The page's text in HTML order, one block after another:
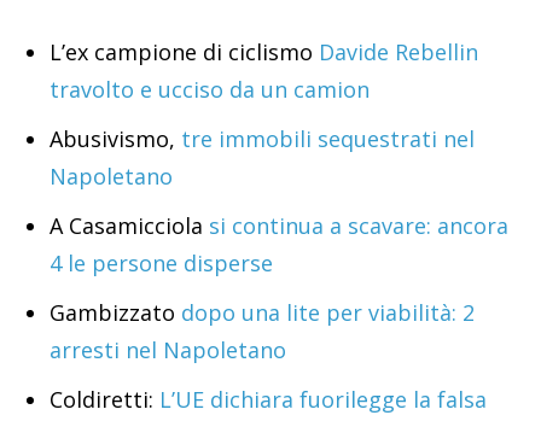
L’ex campione di ciclismo Davide Rebellin
travolto e ucciso da un camion
Abusivismo, tre immobili sequestrati nel
Napoletano
A Casamicciola si continua a scavare: ancora
4 le persone disperse
Gambizzato dopo una lite per viabilità: 2
arresti nel Napoletano
Coldiretti: L’UE dichiara fuorilegge la falsa